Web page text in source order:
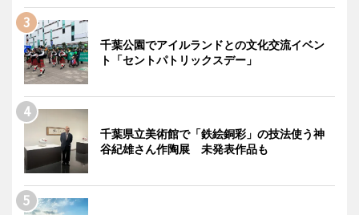
千葉公園でアイルランドとの文化交流イベン
ト「セントパトリックスデー」
千葉県立美術館で「鉄絵銅彩」の技法使う神
谷紀雄さん作陶展 未発表作品も